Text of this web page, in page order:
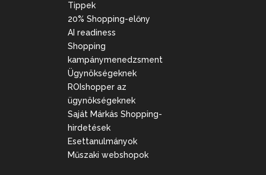
Tippek
20% Shopping-előny
AI readiness
Shopping
kampánymenedzsment
Ügynökségeknek
ROIshopper az
ügynökségeknek
Saját Márkás Shopping-
hirdetések
Esettanulmányok
Műszaki webshopok